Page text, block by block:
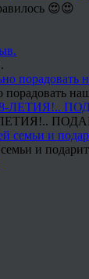
😍😍
порадовать
и